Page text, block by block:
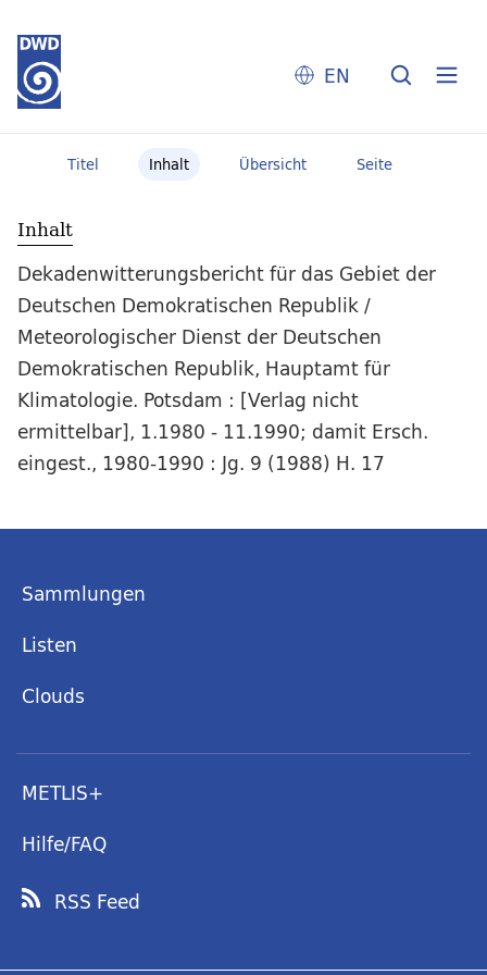
EN
Titel Inhalt Übersicht Seite
Inhalt
Dekadenwitterungsbericht für das Gebiet der
Deutschen Demokratischen Republik /
Meteorologischer Dienst der Deutschen
Demokratischen Republik, Hauptamt für
Klimatologie. Potsdam : [Verlag nicht
ermittelbar], 1.1980 - 11.1990; damit Ersch.
eingest., 1980-1990 : Jg. 9 (1988) H. 17
Sammlungen
Listen
Clouds
METLIS+
Hilfe/FAQ
RSS Feed